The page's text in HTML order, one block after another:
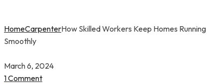
HomeCarpenterHow Skilled Workers Keep Homes Running
Smoothly
March 6, 2024
1 Comment